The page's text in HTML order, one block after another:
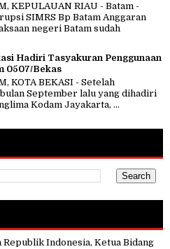
KEPULAUAN RIAU - Batam -
SIMRS Bp Batam Anggaran
negeri Batam sudah
Hadiri Tasyakuran Penggunaan
0507/Bekas
KOTA BEKASI - Setelah
September lalu yang dihadiri
Kodam Jayakarta, ...
Indonesia, Ketua Bidang